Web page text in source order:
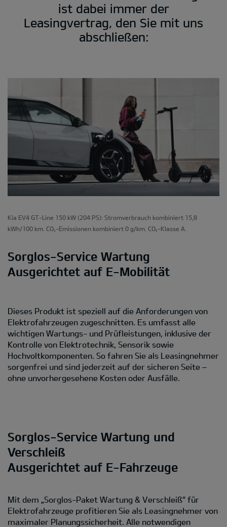
ist dabei immer der
Leasingvertrag, den Sie mit uns
abschließen:
Kia EV4 GT-Line 150 kW (204 PS): Stromverbrauch kombiniert 15,8
kWh/100 km. CO2 -Emissionen kombiniert 0 g/km. CO2 -Klasse A.
Sorglos-Service Wartung
Ausgerichtet auf E-Mobilität
Dieses Produkt ist speziell auf die Anforderungen von
Elektrofahrzeugen zugeschnitten. Es umfasst alle
wichtigen Wartungs- und Prüfleistungen, inklusive der
Kontrolle von Elektrotechnik, Sensorik sowie
Hochvoltkomponenten. So fahren Sie als Leasingnehmer
sorgenfrei und sind jederzeit auf der sicheren Seite –
ohne unvorhergesehene Kosten oder Ausfälle.
Sorglos-Service Wartung und
Verschleiß
Ausgerichtet auf E-Fahrzeuge
Mit dem „Sorglos-Paket Wartung & Verschleiß“ für
Elektrofahrzeuge profitieren Sie als Leasingnehmer von
maximaler Planungssicherheit. Alle notwendigen